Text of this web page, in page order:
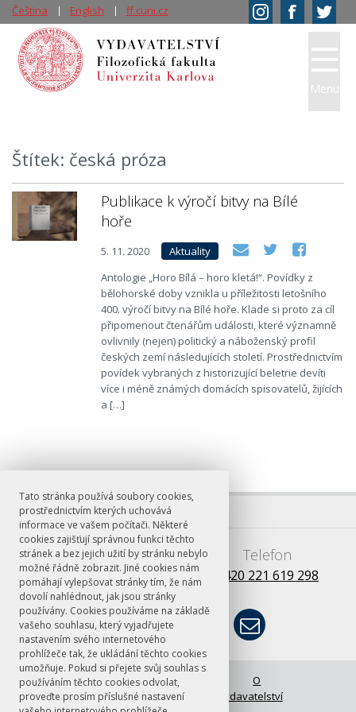
Tato stránka používá soubory cookies,
prostřednictvím kterých uchovává
informace ve vašem počítači. Některé
cookies zajišťují správnou funkci těchto
stránek a bez jejich užití by stránku nebylo
možné řádně zobrazit. Jiné cookies nám
pomáhají vylepšovat stránky tím, že nám
dovolí nahlédnout, jak jsou stránky
používány. Cookies používáme na základě
vašeho souhlasu, který vyjadřujete
nastavením svého internetového
prohlížeče tak, že ukládání těchto cookies
umožňuje. Pokud si přejete svůj souhlas s
používáním těchto cookies odvolat,
proveďte prosím příslušné nastavení
Štítek: česká próza
Publikace k výročí bitvy na Bílé
hoře
5. 11. 2020
Aktuality
Antologie „Horo Bílá – horo kletá!“. Povídky z
bělohorské doby vznikla u příležitosti letošního
400. výročí bitvy na Bílé hoře. Klade si proto za cíl
připomenout čtenářům události, které významně
ovlivnily (nejen) politický a náboženský profil
českých zemí následujících století. Prostřednictvím
povídek vybraných z historizující beletrie devíti
více i méně známých domácích spisovatelů, žijících
a […]
Menu
Čeština English ff.cuni.cz
E-mail
books@ff.cuni.cz
Telefon
+420 221 619 298
© FF UK 2026 Úvodní stránka
O
vydavatelství